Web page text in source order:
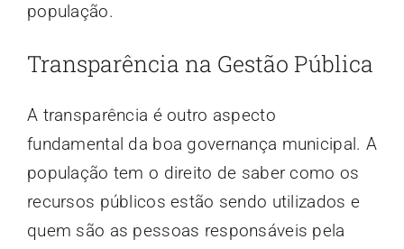
população.
Transparência na Gestão Pública
A transparência é outro aspecto
fundamental da boa governança municipal. A
população tem o direito de saber como os
recursos públicos estão sendo utilizados e
quem são as pessoas responsáveis pela